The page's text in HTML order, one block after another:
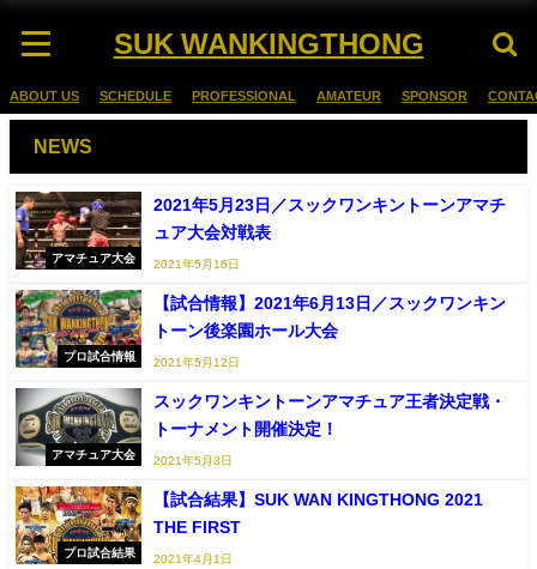
SUK WANKINGTHONG
ABOUT US SCHEDULE PROFESSIONAL AMATEUR SPONSOR
NEWS
アマチュア大会
2021年5月23日／スックワンキントーンアマチ
ュア大会対戦表
2021年5月16日
プロ試合情報
【試合情報】2021年6月13日／スックワンキン
トーン後楽園ホール大会
2021年5月12日
アマチュア大会
スックワンキントーンアマチュア王者決定戦・
トーナメント開催決定！
2021年5月3日
プロ試合結果
【試合結果】SUK WAN KINGTHONG 2021
THE FIRST
2021年4月1日